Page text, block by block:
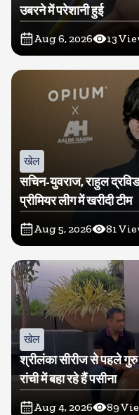
उबरने में परेशानी हुई
Aug 6, 2026 13
खेल
सचिन-युवराज, राहुल
प्रीमियर लीग में खरीदी टीम
Aug 5, 2026 81
खेल
श्रीलंका सीरीज से पहले
रांची में बहा रहे हैं पसीना
Aug 4, 2026 89